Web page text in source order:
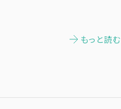
もっと読む